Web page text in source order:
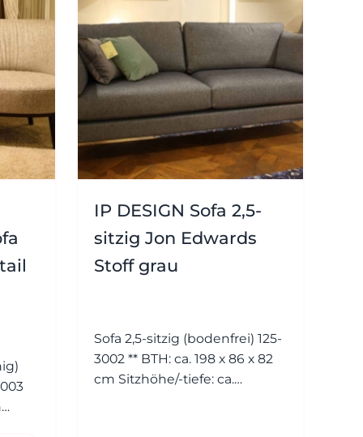
23 - 91
89 0
dialog@wohnambiente.de
Di.-Fr.
10-18
Uhr
10-17
Uhr
Königswinterer
Str. 319
53639
Königswinter-
IP DESIGN Sofa 2,5-
sitzig Jon Edwards
Stoff grau
Sofa 2,5-sitzig (bodenfrei) 125-
3002 ** BTH: ca. 198 x 86 x 82
cm Sitzhöhe/-tiefe: ca.